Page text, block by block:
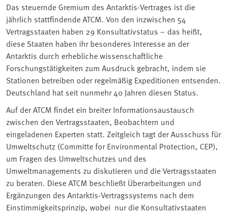
Das steuernde Gremium des Antarktis-Vertrages ist die
jährlich stattfindende ATCM. Von den inzwischen 54
Vertragsstaaten haben 29 Konsultativstatus – das heißt,
diese Staaten haben ihr besonderes Interesse an der
Antarktis durch erhebliche wissenschaftliche
Forschungstätigkeiten zum Ausdruck gebracht, indem sie
Stationen betreiben oder regelmäßig Expeditionen entsenden.
Deutschland hat seit nunmehr 40 Jahren diesen Status.
Auf der ATCM findet ein breiter Informationsaustausch
zwischen den Vertragsstaaten, Beobachtern und
eingeladenen Experten statt. Zeitgleich tagt der Ausschuss für
Umweltschutz (Committe for Environmental Protection, CEP),
um Fragen des Umweltschutzes und des
Umweltmanagements zu diskutieren und die Vertragsstaaten
zu beraten. Diese ATCM beschließt Überarbeitungen und
Ergänzungen des Antarktis-Vertragssystems nach dem
Einstimmigkeitsprinzip, wobei nur die Konsultativstaaten